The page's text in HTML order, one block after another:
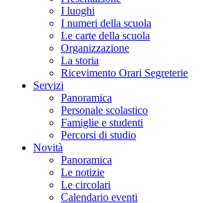
I luoghi
I numeri della scuola
Le carte della scuola
Organizzazione
La storia
Ricevimento Orari Segreterie
Servizi
Panoramica
Personale scolastico
Famiglie e studenti
Percorsi di studio
Novità
Panoramica
Le notizie
Le circolari
Calendario eventi